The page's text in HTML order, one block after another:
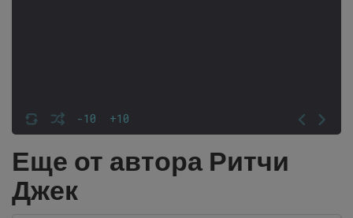
-10 +10
Еще от автора Ритчи
Джек